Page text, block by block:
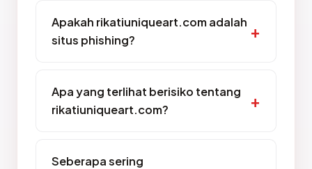
Apakah rikatiuniqueart.com adalah
situs phishing?
Apa yang terlihat berisiko tentang
rikatiuniqueart.com?
Seberapa sering